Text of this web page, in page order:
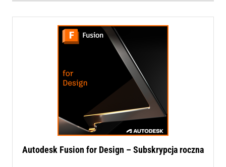
Autodesk Fusion for Design – Subskrypcja roczna